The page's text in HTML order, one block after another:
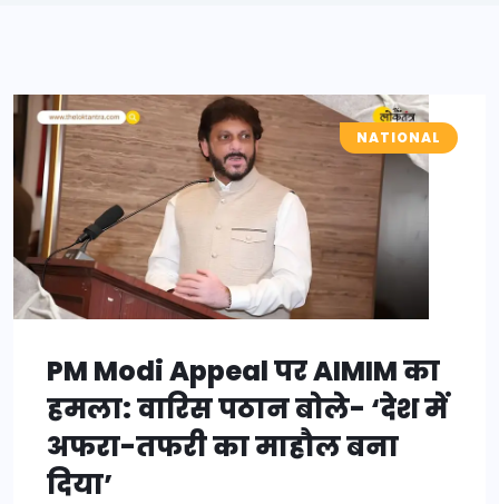
NATIONAL
PM Modi Appeal पर AIMIM का
हमला: वारिस पठान बोले- ‘देश में
अफरा-तफरी का माहौल बना
दिया’